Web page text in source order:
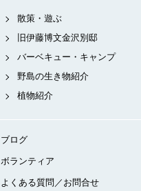
散策・遊ぶ
旧伊藤博文金沢別邸
バーベキュー・キャンプ
野島の生き物紹介
植物紹介
ブログ
ボランティア
よくある質問／お問合せ